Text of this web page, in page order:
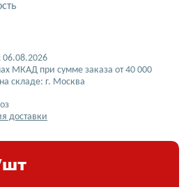
06.08.2026
МКАД при сумме заказа от 40 000
складе: г. Москва
доставки
шт